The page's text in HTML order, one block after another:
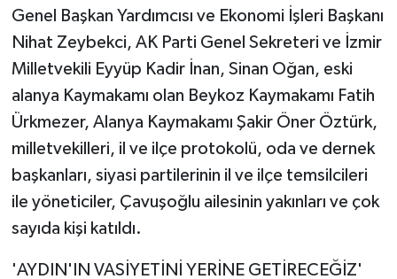
Genel Başkan Yardımcısı ve Ekonomi İşleri Başkanı
Nihat Zeybekci, AK Parti Genel Sekreteri ve İzmir
Milletvekili Eyyüp Kadir İnan, Sinan Oğan, eski
alanya Kaymakamı olan Beykoz Kaymakamı Fatih
Ürkmezer, Alanya Kaymakamı Şakir Öner Öztürk,
milletvekilleri, il ve ilçe protokolü, oda ve dernek
başkanları, siyasi partilerinin il ve ilçe temsilcileri
ile yöneticiler, Çavuşoğlu ailesinin yakınları ve çok
sayıda kişi katıldı.
'AYDIN'IN VASİYETİNİ YERİNE GETİRECEĞİZ'